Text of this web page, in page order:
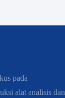
pada
alat analisis dan